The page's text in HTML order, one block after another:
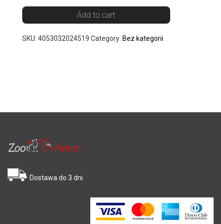
Add to cart
SKU: 4053032024519 Category: Bez kategorii
Dostawa do 3 dni